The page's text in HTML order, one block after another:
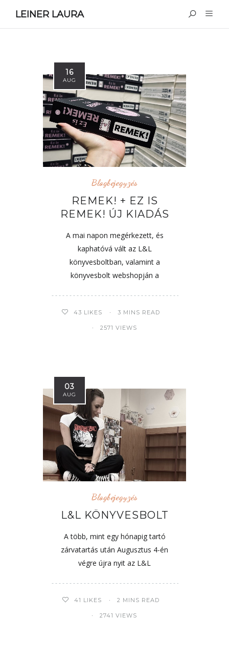
LEINER LAURA
16
AUG
Blogbejegyzés
REMEK! + EZ IS
REMEK! ÚJ KIADÁS
A mai napon megérkezett, és
kaphatóvá vált az L&L
könyvesboltban, valamint a
könyvesbolt webshopján a
43 LIKES 3 MINS READ
2571 VIEWS
03
AUG
Blogbejegyzés
L&L KÖNYVESBOLT
A több, mint egy hónapig tartó
zárvatartás után Augusztus 4-én
végre újra nyit az L&L
41 LIKES 2 MINS READ
2741 VIEWS